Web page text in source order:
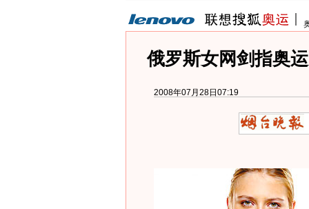
俄罗斯女网剑指奥
2008年07月28日07:19